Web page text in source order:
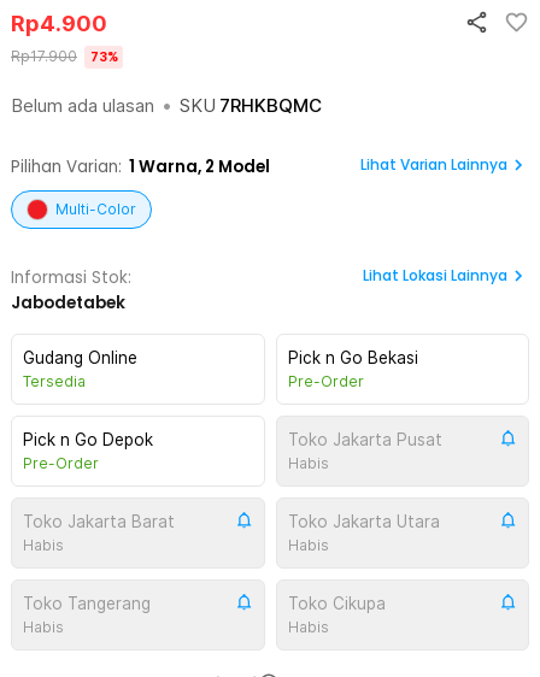
Belum ada ulasan • SKU 7RHKBQMC
Rp4.900
Rp17.900 73%
Pilihan Varian: 1 Warna, 2 Model Lihat Varian Lainnya
Multi-Color
Informasi Stok:
Jabodetabek
Lihat Lokasi Lainnya
Gudang Online
Tersedia
Pick n Go Bekasi
Pre-Order
Pick n Go Depok
Pre-Order
Toko Jakarta Pusat
Habis
Toko Jakarta Barat
Habis
Toko Jakarta Utara
Habis
Toko Tangerang
Habis
Toko Cikupa
Habis